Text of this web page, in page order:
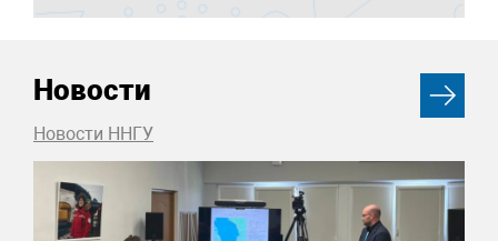
Новости
Новости ННГУ